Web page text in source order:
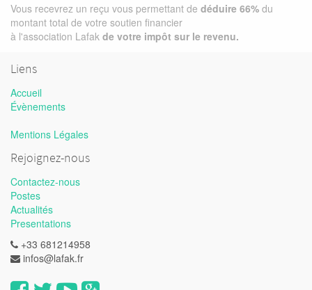
Vous recevrez un reçu vous permettant de déduire 66% du
montant total de votre soutien financier
à l'association Lafak de votre impôt sur le revenu.
Liens
Accueil
Évènements
Mentions Légales
Rejoignez-nous
Contactez-nous
Postes
Actualités
Presentations
+33 681214958
infos@lafak.fr